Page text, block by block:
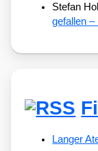
Stefan
gefallen
Langer